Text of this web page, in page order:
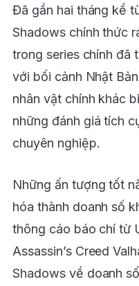
Đã gần hai tháng kể
Shadows chính thức
trong series chính đã
với bối cảnh Nhật
nhân vật chính khác
những đánh giá tích
chuyên nghiệp.
Những ấn tượng tốt
hóa thành doanh số
thông cáo báo chí từ
Assassin’s Creed
Shadows về doanh